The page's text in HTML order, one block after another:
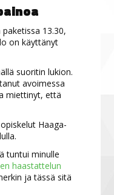
13.30,
on käyttänyt
suoritin lukion.
avoimessa
miettinyt, että
Haaga-
tuntui minulle
haastattelun
ja tässä sitä